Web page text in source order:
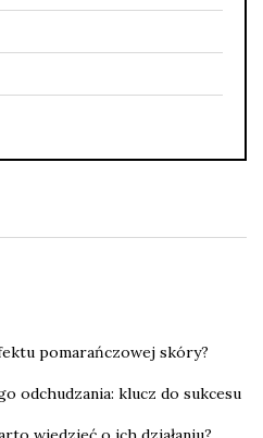
pomarańczowej skóry?
odchudzania: klucz do sukcesu